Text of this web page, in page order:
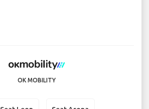
OK MOBILITY